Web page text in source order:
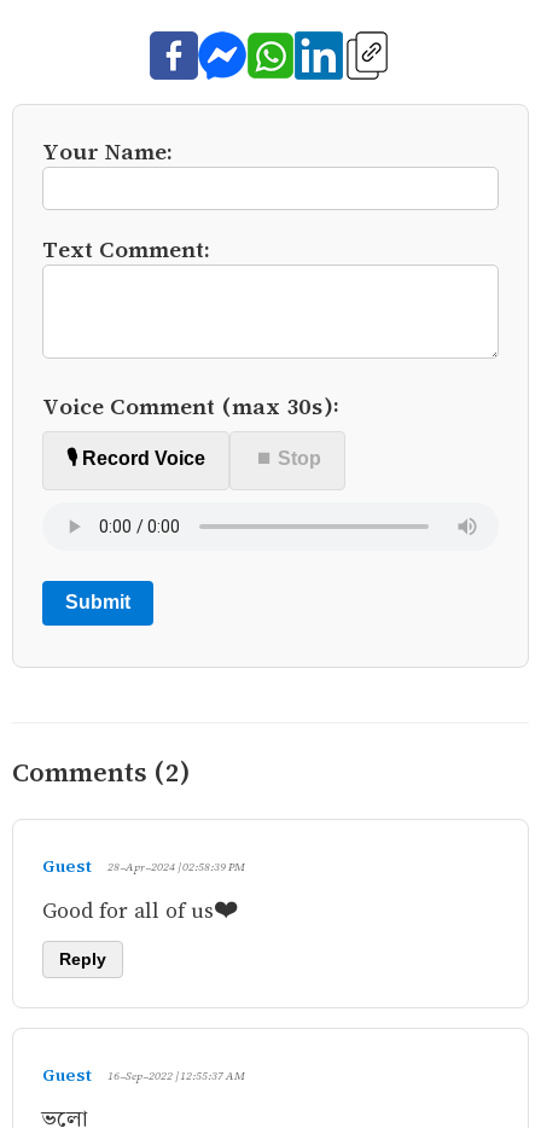
Your Name:
Text Comment:
Voice Comment (max 30s):
🎙️ Record Voice ⏹ Stop
Submit
Comments (2)
Guest 28-Apr-2024 | 02:58:39 PM
Good for all of us❤️
Reply
Guest 16-Sep-2022 | 12:55:37 AM
ভলো